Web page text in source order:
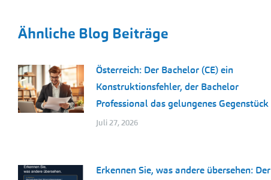
Ähnliche Blog Beiträge
Österreich: Der Bachelor (CE) ein
Konstruktionsfehler, der Bachelor
Professional das gelungenes Gegenstück
Juli 27, 2026
Erkennen Sie, was andere übersehen: Der